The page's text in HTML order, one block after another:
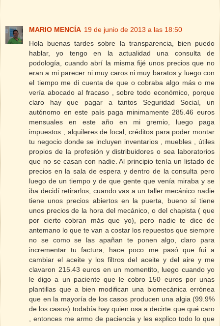
MARIO MENCÍA 19 de junio de 2013 a las 18:50
Hola buenas tardes sobre la transparencia, bien puedo
hablar, yo tengo en la actualidad una consulta de
podología, cuando abrí la misma fijé unos precios que no
eran a mi parecer ni muy caros ni muy baratos y luego con
el tiempo me di cuenta de que o cobraba algo más o me
vería abocado al fracaso , sobre todo económico, porque
claro hay que pagar a tantos Seguridad Social, un
autónomo en este país paga minimamente 285.46 euros
mensuales en este año en mi gremio, luego paga
impuestos , alquileres de local, créditos para poder montar
tu negocio donde se incluyen inventarios , muebles , útiles
propios de la profesión y distribuidores o sea laboratorios
que no se casan con nadie. Al principio tenía un listado de
precios en la sala de espera y dentro de la consulta pero
luego de un tiempo y de que gente que venía miraba y se
iba decidí retirarlos, cuando vas a un taller mecánico nadie
tiene unos precios abiertos en la puerta, bueno sí tiene
unos precios de la hora del mecánico, o del chapista ( que
por cierto cobran más que yo), pero nadie te dice de
antemano lo que te van a costar los repuestos que siempre
no se como se las apañan te ponen algo, claro para
incrementar tu factura, hace poco me pasó que fui a
cambiar el aceite y los filtros del aceite y del aire y me
clavaron 215.43 euros en un momentito, luego cuando yo
le digo a un paciente que le cobro 150 euros por unas
plantillas que a bien modifican una biomecánica errónea
que en la mayoría de los casos producen una algia (99.9%
de los casos) todabía hay quien osa a decirte que qué caro
, entonces me armo de paciencia y les explico todo lo que